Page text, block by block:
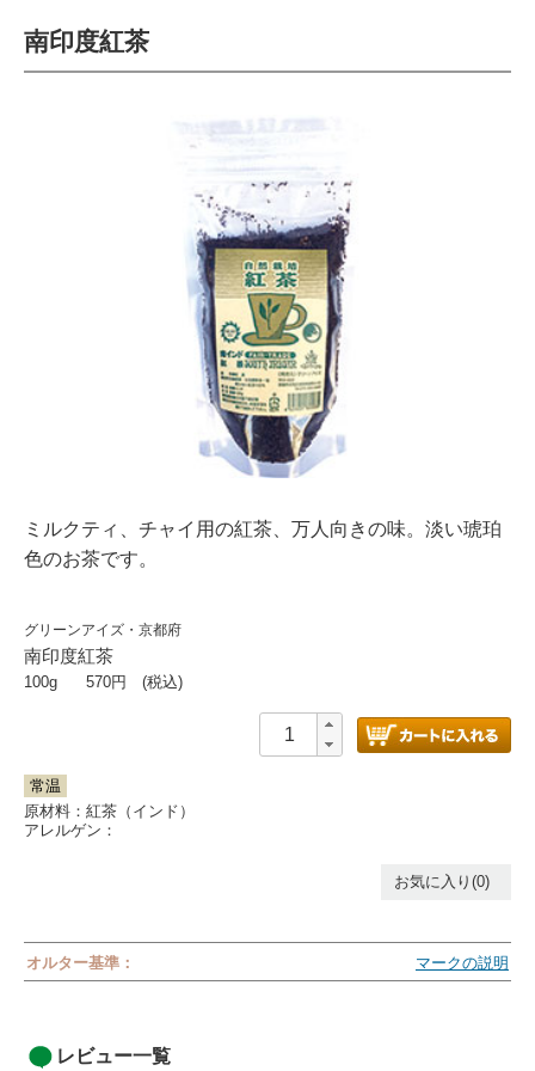
南印度紅茶
ミルクティ、チャイ用の紅茶、万人向きの味。淡い琥珀
色のお茶です。
グリーンアイズ・京都府
南印度紅茶
100g 570円 (税込)
常温
原材料：紅茶（インド）
アレルゲン：
お気に入り(0)
オルター基準： マークの説明
レビュー一覧